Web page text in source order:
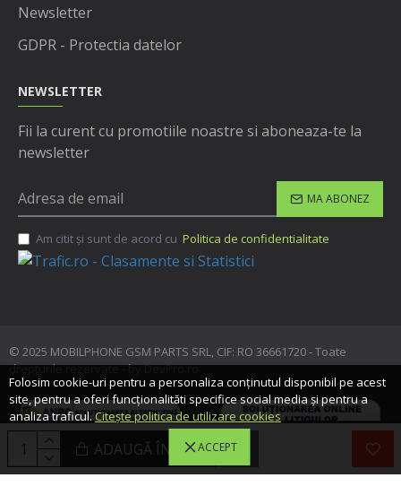
ADAUGĂ ÎN COŞ
Newsletter
GDPR - Protectia datelor
NEWSLETTER
Fii la curent cu promotiile noastre si aboneaza-te la
newsletter
MA ABONEZ
Am citit şi sunt de acord cu Politica de confidentialitate
© 2025 MOBILPHONE GSM PARTS SRL, CIF: RO 36661720 - Toate
drepturile rezervate - by DevPro.ro
ACCEPT
Folosim cookie-uri pentru a personaliza conținutul disponibil pe acest
site, pentru a oferi funcționalităti specifice social media și pentru a
analiza traficul.Citește politica de utilizare cookies